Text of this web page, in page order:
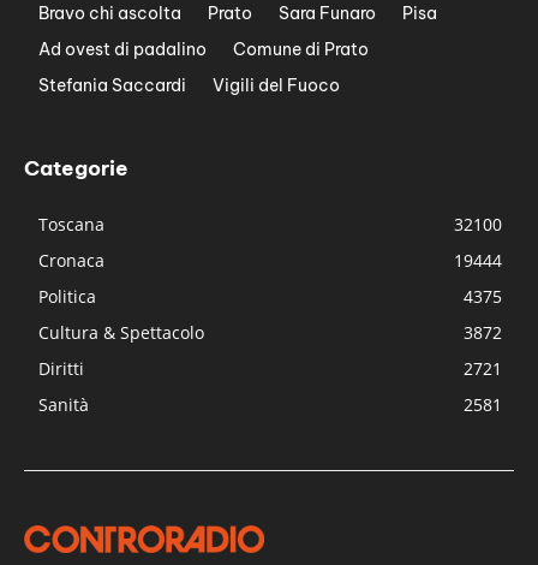
Bravo chi ascolta
Prato Sara Funaro
Pisa
Ad ovest di padalino
Comune di Prato
Stefania Saccardi
Vigili del Fuoco
Categorie
Toscana
32100
Cronaca
19444
Politica
4375
Cultura & Spettacolo
3872
Diritti
2721
Sanità
2581